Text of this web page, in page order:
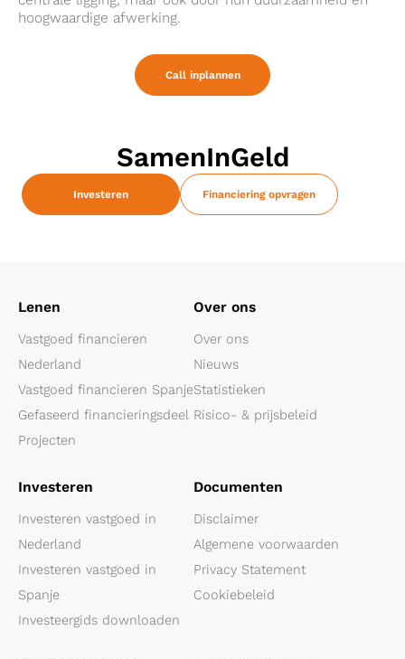
hoogwaardige afwerking.
Call inplannen
SamenInGeld
Investeren Financiering opvragen
Lenen
Vastgoed financieren
Nederland
Vastgoed financieren Spanje
Gefaseerd financieringsdeel
Projecten
Over ons
Over ons
Nieuws
Statistieken
Risico- & prijsbeleid
Investeren
Investeren vastgoed in
Nederland
Investeren vastgoed in
Spanje
Investeergids downloaden
Documenten
Disclaimer
Algemene voorwaarden
Privacy Statement
Cookiebeleid